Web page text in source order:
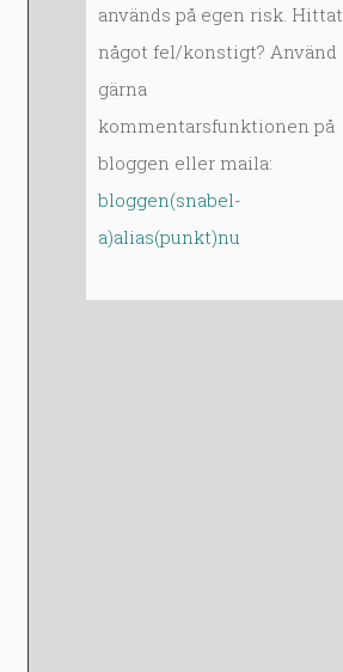
används på egen risk. Hittat
något fel/konstigt? Använd
gärna
kommentarsfunktionen på
bloggen eller maila:
bloggen(snabel-
a)alias(punkt)nu